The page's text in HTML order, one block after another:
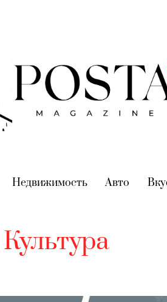
(current)
Недвижимость(current)
Авто
Культура